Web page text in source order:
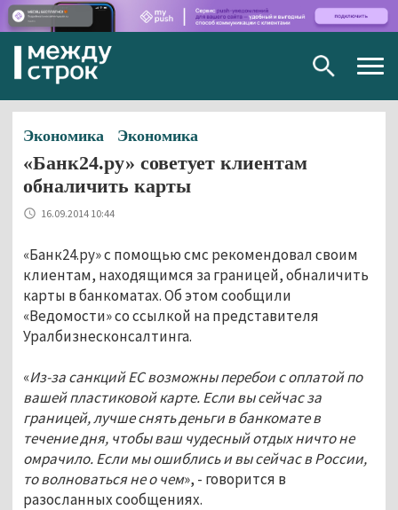
Экономика Экономика
«Банк24.ру» советует клиентам
обналичить карты
16.09.2014 10:44
«Банк24.ру» с помощью смс рекомендовал своим
клиентам, находящимся за границей, обналичить
карты в банкоматах. Об этом сообщили
«Ведомости» со ссылкой на представителя
Уралбизнесконсалтинга.
«Из-за санкций ЕС возможны перебои с оплатой по
вашей пластиковой карте. Если вы сейчас за
границей, лучше снять деньги в банкомате в
течение дня, чтобы ваш чудесный отдых ничто не
омрачило. Если мы ошиблись и вы сейчас в России,
то волноваться не о чем», - говорится в
разосланных сообщениях.